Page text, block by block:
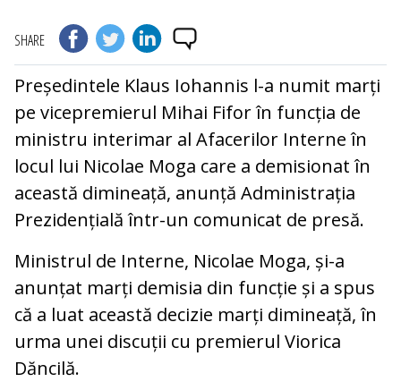
SHARE
Președintele Klaus Iohannis l-a numit marți
pe vicepremierul Mihai Fifor în funcția de
ministru interimar al Afacerilor Interne în
locul lui Nicolae Moga care a demisionat în
această dimineață, anunță Administrația
Prezidențială într-un comunicat de presă.
Ministrul de Interne, Nicolae Moga, și-a
anunțat marți demisia din funcție și a spus
că a luat această decizie marți dimineață, în
urma unei discuții cu premierul Viorica
Dăncilă.